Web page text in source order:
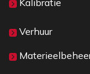
Kalibratie
Verhuur